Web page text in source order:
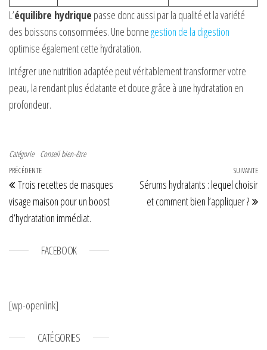
L’équilibre hydrique passe donc aussi par la qualité et la variété
des boissons consommées. Une bonnegestion de la digestion
optimise également cette hydratation.
Intégrer une nutrition adaptée peut véritablement transformer votre
peau, la rendant plus éclatante et douce grâce à une hydratation en
profondeur.
Catégorie Conseil bien-être
Navigation de l’article
Article précédent
PRÉCÉDENTE
Trois recettes de masques
visage maison pour un boost
d’hydratation immédiat.
SUIVANTE
Sérums hydratants : lequel choisir
et comment bien l’appliquer ?
FACEBOOK
[wp-openlink]
CATÉGORIES